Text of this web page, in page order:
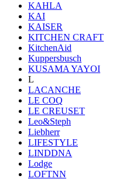
KAHLA
KAI
KAISER
KITCHEN CRAFT
KitchenAid
Kuppersbusch
KUSAMA YAYOI
L
LACANCHE
LE COQ
LE CREUSET
Leo&Steph
Liebherr
LIFESTYLE
LINDDNA
Lodge
LOFTNN